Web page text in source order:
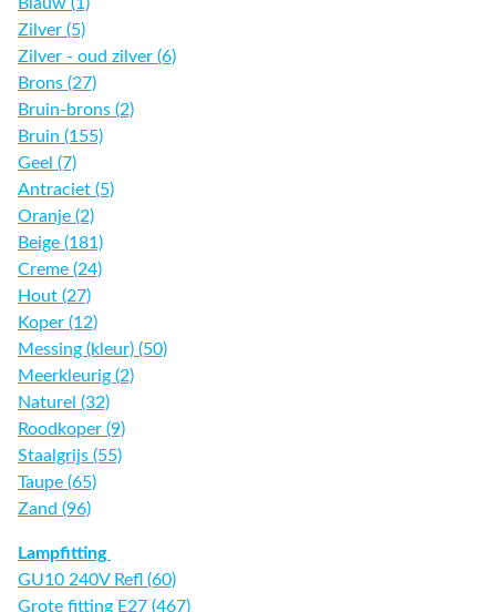
Zilver (5)
Zilver - oud zilver (6)
Brons (27)
Bruin-brons (2)
Bruin (155)
Geel (7)
Antraciet (5)
Oranje (2)
Beige (181)
Creme (24)
Hout (27)
Koper (12)
Messing (kleur) (50)
Meerkleurig (2)
Naturel (32)
Roodkoper (9)
Staalgrijs (55)
Taupe (65)
Zand (96)
Lampfitting
GU10 240V Refl (60)
Grote fitting E27 (467)